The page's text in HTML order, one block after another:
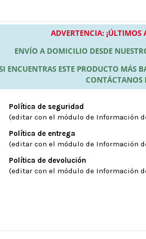
ADVERTENCIA:
ENVÍO A DOMICILIO DESDE
ENCUENTRAS ESTE PRODUCTO MÁS
CONTÁCTANOS
Política de seguridad
(editar con el módulo de Información
Política de entrega
(editar con el módulo de Información
Política de devolución
(editar con el módulo de Información